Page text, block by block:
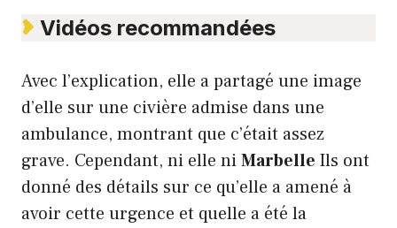
Vidéos recommandées
Avec l’explication, elle a partagé une image
d’elle sur une civière admise dans une
ambulance, montrant que c’était assez
grave. Cependant, ni elle niMarbelle Ils ont
donné des détails sur ce qu’elle a amené à
avoir cette urgence et quelle a été la